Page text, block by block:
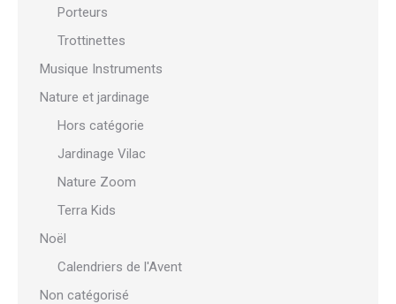
Porteurs
Trottinettes
Musique Instruments
Nature et jardinage
Hors catégorie
Jardinage Vilac
Nature Zoom
Terra Kids
Noël
Calendriers de l'Avent
Non catégorisé